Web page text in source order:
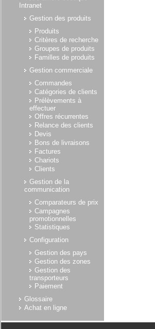
Intranet
Gestion des produits
Produits
Critères de recherche
Groupes de produits
Familles de produits
Gestion commerciale
Commandes
Catégories de clients
Prélèvements à
effectuer
Offres récurrentes
Relance des clients
Devis
Bons de livraisons
Factures
Chariots
Clients
Gestion de la
communication
Comparateurs de prix
Campagnes
promotionnelles
Statistiques
Configuration
Gestion des pays
Gestion des zones
Gestion des
transporteurs
Paiement
Glossaire
Achat en ligne